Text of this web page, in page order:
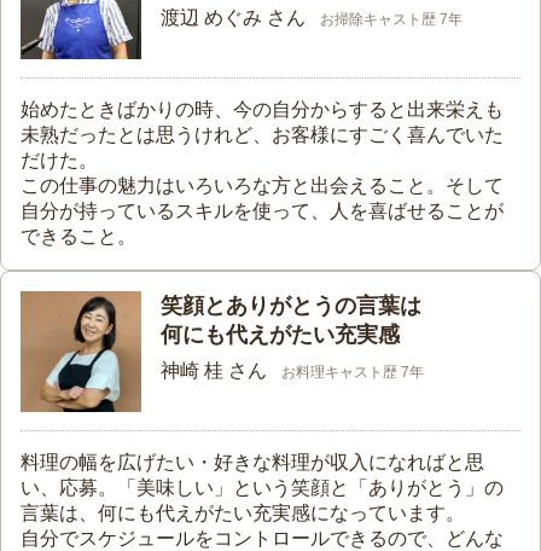
渡辺 めぐみ さん お掃除キャスト歴 7年
始めたときばかりの時、今の自分からすると出来栄えも
未熟だったとは思うけれど、お客様にすごく喜んでいた
だけた。
この仕事の魅力はいろいろな方と出会えること。そして
自分が持っているスキルを使って、人を喜ばせることが
できること。
笑顔とありがとうの言葉は
何にも代えがたい充実感
神崎 桂 さん お料理キャスト歴 7年
料理の幅を広げたい・好きな料理が収入になればと思
い、応募。「美味しい」という笑顔と「ありがとう」の
言葉は、何にも代えがたい充実感になっています。
自分でスケジュールをコントロールできるので、どんな